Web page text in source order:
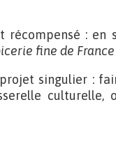
: en
fine de France
singulier :
culturelle,